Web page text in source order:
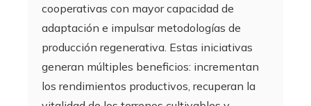
cooperativas con mayor capacidad de
adaptación e impulsar metodologías de
producción regenerativa. Estas iniciativas
generan múltiples beneficios: incrementan
los rendimientos productivos, recuperan la